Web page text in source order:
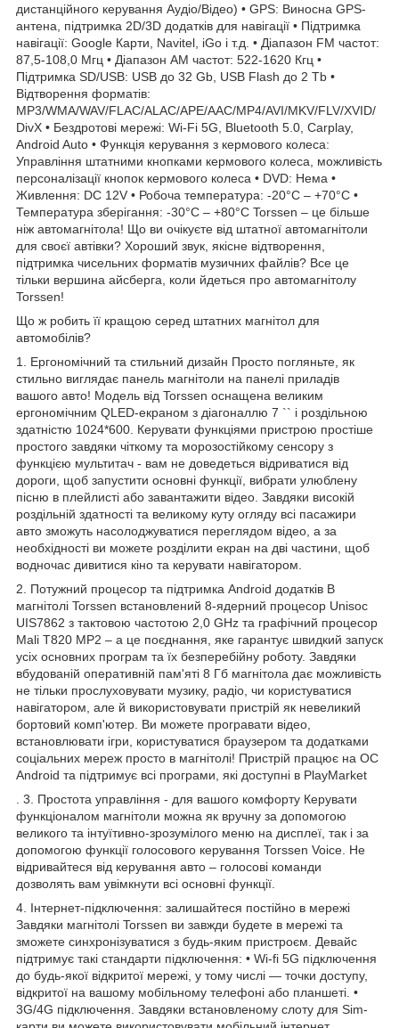
дистанційного керування Аудіо/Відео) • GPS: Виносна GPS-
антена, підтримка 2D/3D додатків для навігації • Підтримка
навігації: Google Карти, Navitel, iGo і т.д. • Діапазон FM частот:
87,5-108,0 Мгц • Діапазон АМ частот: 522-1620 Кгц •
Підтримка SD/USB: USB до 32 Gb, USB Flash до 2 Tb •
Відтворення форматів:
MP3/WMA/WAV/FLAC/ALAC/APE/AAC/MP4/AVI/MKV/FLV/XVID/
DivX • Бездротові мережі: Wi-Fi 5G, Bluetooth 5.0, Carplay,
Android Auto • Функція керування з кермового колеса:
Управління штатними кнопками кермового колеса, можливість
персоналізації кнопок кермового колеса • DVD: Нема •
Живлення: DC 12V • Робоча температура: -20°C – +70°C •
Температура зберігання: -30°C – +80°C Torssen – це більше
ніж автомагнітола! Що ви очікуєте від штатної автомагнітоли
для своєї автівки? Хороший звук, якісне відтворення,
підтримка чисельних форматів музичних файлів? Все це
тільки вершина айсберга, коли йдеться про автомагнітолу
Torssen!
Що ж робить її кращою серед штатних магнітол для
автомобілів?
1. Ергономічний та стильний дизайн Просто погляньте, як
стильно виглядає панель магнітоли на панелі приладів
вашого авто! Модель від Torssen оснащена великим
ергономічним QLED-екраном з діагоналлю 7 `` і роздільною
здатністю 1024*600. Керувати функціями пристрою простіше
простого завдяки чіткому та морозостійкому сенсору з
функцією мультитач - вам не доведеться відриватися від
дороги, щоб запустити основні функції, вибрати улюблену
пісню в плейлисті або завантажити відео. Завдяки високій
роздільній здатності та великому куту огляду всі пасажири
авто зможуть насолоджуватися переглядом відео, а за
необхідності ви можете розділити екран на дві частини, щоб
водночас дивитися кіно та керувати навігатором.
2. Потужний процесор та підтримка Android додатків В
магнітолі Torssen встановлений 8-ядерний процесор Unisoc
UIS7862 з тактовою частотою 2,0 GHz та графічний процесор
Mali T820 MP2 – а це поєднання, яке гарантує швидкий запуск
усіх основних програм та їх безперебійну роботу. Завдяки
вбудованій оперативній пам'яті 8 Гб магнітола дає можливість
не тільки прослуховувати музику, радіо, чи користуватися
навігатором, але й використовувати пристрій як невеликий
бортовий комп'ютер. Ви можете програвати відео,
встановлювати ігри, користуватися браузером та додатками
соціальних мереж просто в магнітолі! Пристрій працює на ОС
Android та підтримує всі програми, які доступні в PlayMarket
. 3. Простота управління - для вашого комфорту Керувати
функціоналом магнітоли можна як вручну за допомогою
великого та інтуїтивно-зрозумілого меню на дисплеї, так і за
допомогою функції голосового керування Torssen Voice. Не
відривайтеся від керування авто – голосові команди
дозволять вам увімкнути всі основні функції.
4. Інтернет-підключення: залишайтеся постійно в мережі
Завдяки магнітолі Torssen ви завжди будете в мережі та
зможете синхронізуватися з будь-яким пристроєм. Девайс
підтримує такі стандарти підключення: • Wi-fi 5G підключення
до будь-якої відкритої мережі, у тому числі — точки доступу,
відкритої на вашому мобільному телефоні або планшеті. •
3G/4G підключення. Завдяки встановленому слоту для Sim-